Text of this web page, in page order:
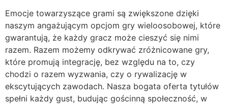
Emocje towarzyszące grami są zwiększone dzięki
naszym angażującym opcjom gry wieloosobowej, które
gwarantują, że każdy gracz może cieszyć się nimi
razem. Razem możemy odkrywać zróżnicowane gry,
które promują integrację, bez względu na to, czy
chodzi o razem wyzwania, czy o rywalizację w
ekscytujących zawodach. Nasza bogata oferta tytułów
spełni każdy gust, budując gościnną społeczność, w